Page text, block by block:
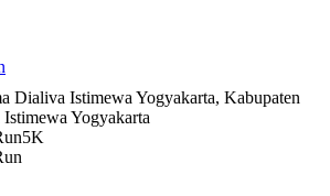
Dialiva Istimewa Yogyakarta, Kabupaten
Istimewa Yogyakarta
5K